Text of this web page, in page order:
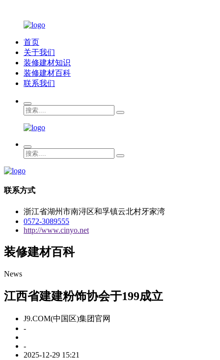
首页
关于我们
装修建材知识
装修建材百科
联系我们
联系方式
浙江省湖州市南浔区和孚镇云北村牙家湾
0572-3089555
http://www.cinyo.net
装修建材百科
News
江西省建建粉饰协会于199成立
J9.COM(中国区)集团官网
-
-
2025-12-29 15:21